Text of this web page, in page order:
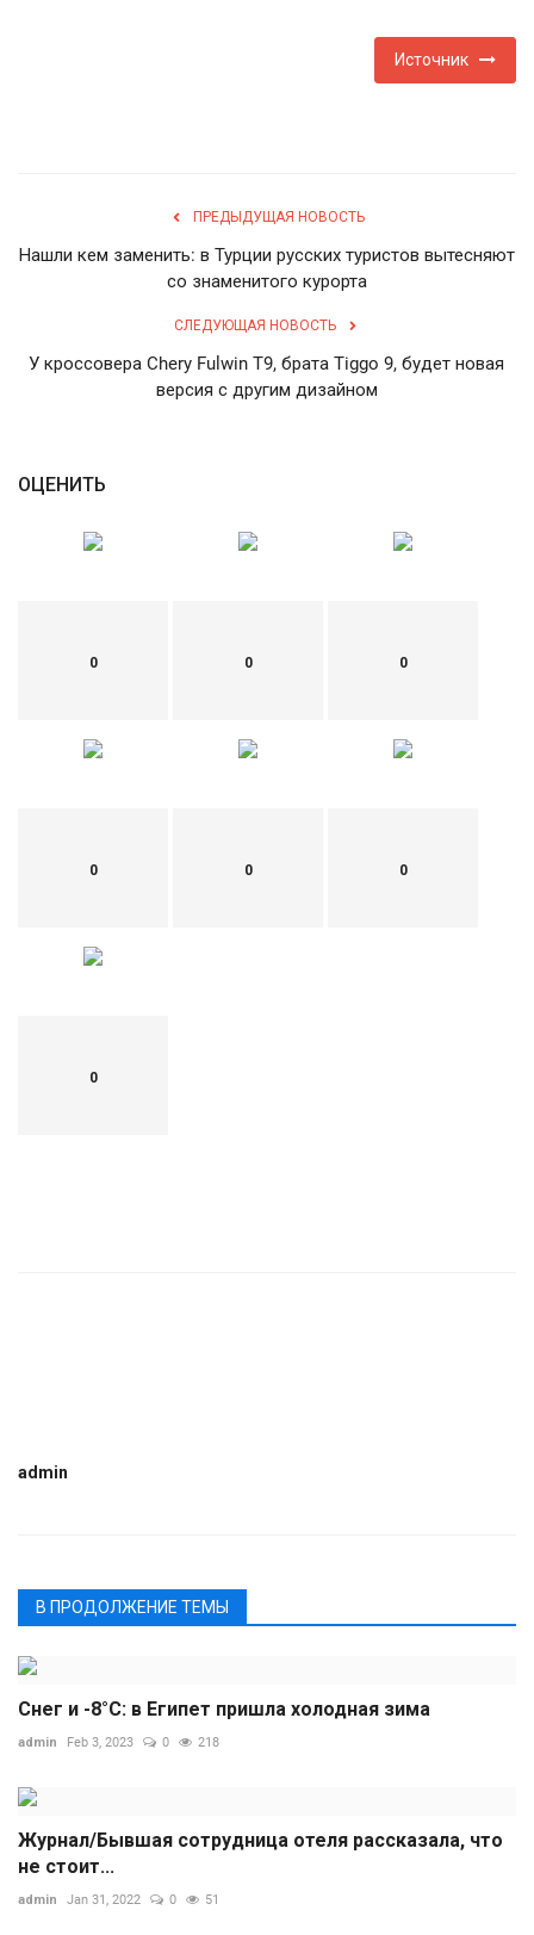
Источник
ПРЕДЫДУЩАЯ НОВОСТЬ
Нашли кем заменить: в Турции русских туристов вытесняют
со знаменитого курорта
СЛЕДУЮЩАЯ НОВОСТЬ
У кроссовера Chery Fulwin T9, брата Tiggo 9, будет новая
версия с другим дизайном
ОЦЕНИТЬ
0 0 0
0 0 0
0
admin
В ПРОДОЛЖЕНИЕ ТЕМЫ
Снег и -8°C: в Египет пришла холодная зима
admin Feb 3, 2023 0 218
Журнал/Бывшая сотрудница отеля рассказала, что
не стоит...
admin Jan 31, 2022 0 51